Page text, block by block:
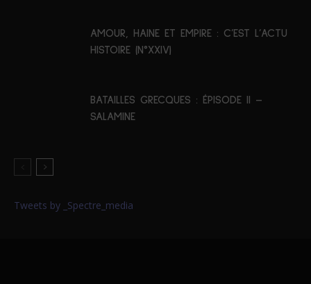
AMOUR, HAINE ET EMPIRE : C’EST L’ACTU
HISTOIRE (N°XXIV)
BATAILLES GRECQUES : ÉPISODE II –
SALAMINE
Tweets by _Spectre_media